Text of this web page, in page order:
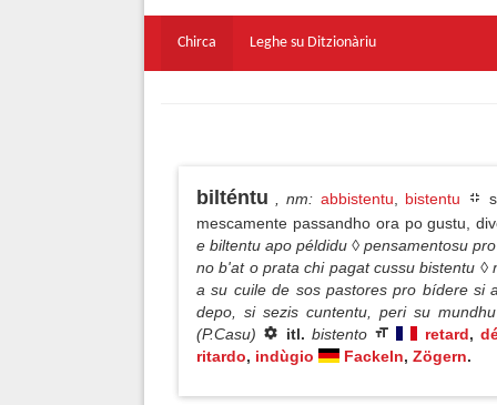
Chirca Leghe su Ditzionàriu
bilténtu , nm: abbistentu bistentu
mescamente passandho ora po gustu,
e biltentu apo példidu ◊ pensamentosu
no b'at o prata chi pagat cussu bistentu
a su cuile de sos pastores pro bídere si
depo, si sezis cuntentu, peri su
(P.Casu)
itl. bistento retard,
ritardo, indùgio Fackeln, Zögern.